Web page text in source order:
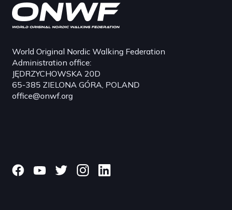
World Original Nordic Walking Federation
Administration office:
JĘDRZYCHOWSKA 20D
65-385 ZIELONA GÓRA, POLAND
office@onwf.org